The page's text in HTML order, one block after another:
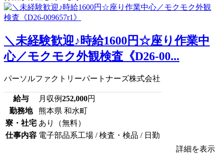
＼未経験歓迎♪時給1600円☆座り作業中
心／モクモク外観検査《D26-00...
パーソルファクトリーパートナーズ株式会社
給与 月収例252,000円
勤務地
熊本県 和水町
寮・社宅 あり（無料）
仕事内容 電子部品系工場 / 検査・検品 / 日勤
詳細を表示